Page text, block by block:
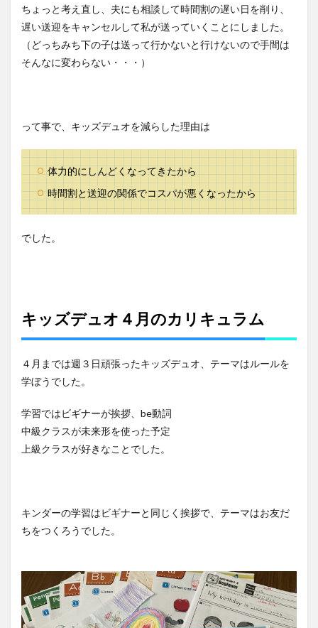
ちょっと考え直し、夫にも相談して時間割の遅い日を削り、
遅い送迎をキャンセルして私が送っていくことにしました。
（どっちみち下の子は送って行かないと行けないので手間は
そんなに変わらない・・・）
って事で、キッズデュオを減らした理由は
体力的にしんどくなってきたから
時間割と送迎の関係でコスパが悪くなったから
でした。
キッズデュオ４月のカリキュラム
４月までは週３日頑張ったキッズデュオ、テーマはルールを
学ぼうでした。
学習ではビギナーが挨拶、be動詞
中級クラスが未来形を使った予定
上級クラスが好きなことでした。
キンダーの学習はビギナーと同じく挨拶で、テーマはお友だ
ちをつくろうでした。